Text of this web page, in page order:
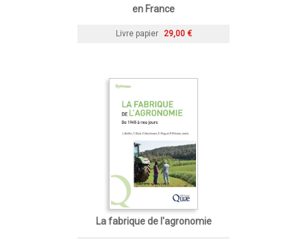
en France
Livre papier 29,00 €
La fabrique de l'agronomie